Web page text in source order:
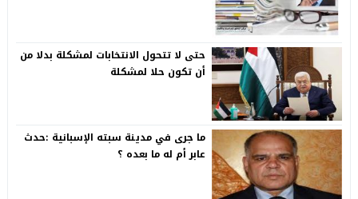
حتى لا تتحول الانتخابات لمشكلة بدلا من
أن تكون حلا لمشكلة
ما جرى في مدينة سبته الإسبانية :حدث
عابر أم له ما بعده ؟